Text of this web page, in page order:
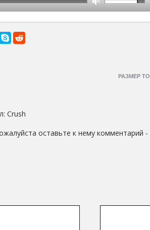
РАЗМЕР
Crush
оставьте к нему комментарий